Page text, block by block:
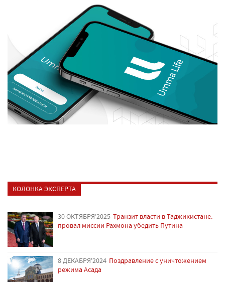
КОЛОНКА ЭКСПЕРТА
30 ОКТЯБРЯ'2025 Транзит власти в Таджикистане:
провал миссии Рахмона убедить Путина
8 ДЕКАБРЯ'2024 Поздравление с уничтожением
режима Асада